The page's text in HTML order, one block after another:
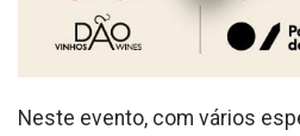
Neste evento, com vários